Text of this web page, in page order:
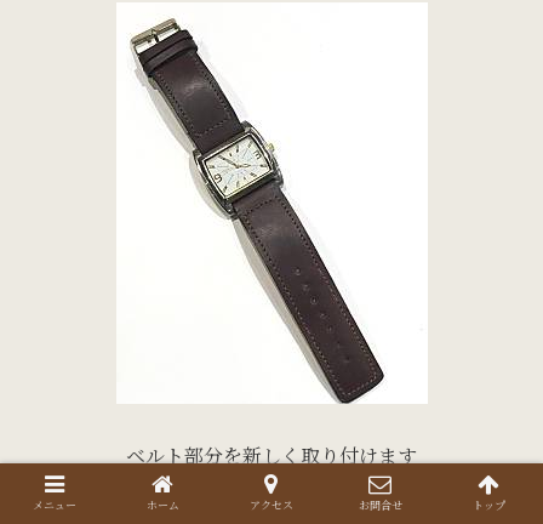
ベルト部分を新しく取り付けます
メニュー ホーム アクセス お問合せ トップ